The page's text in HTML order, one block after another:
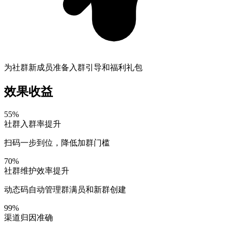
为社群新成员准备入群引导和福利礼包
效果收益
55%
社群入群率提升
扫码一步到位，降低加群门槛
70%
社群维护效率提升
动态码自动管理群满员和新群创建
99%
渠道归因准确